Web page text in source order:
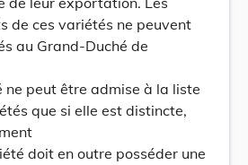
de ces variétés ne peuvent
au Grand-Duché de
peut être admise à la liste
que si elle est distincte,
doit en outre posséder une